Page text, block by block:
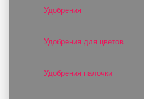
Удобрения
Удобрения для цветов
Удобрения палочки